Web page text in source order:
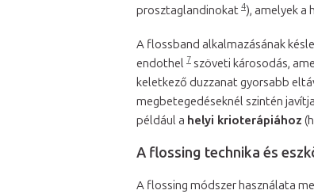
prosztaglandinokat 4), amelyek a
A flossband alkalmazásának
endothel 7 szöveti károsodás,
keletkező duzzanat gyorsabb
megbetegedéseknél szintén
például a helyi krioterápiához
A flossing technika és
A flossing módszer használata